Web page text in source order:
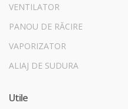
VENTILATOR
PANOU DE RĂCIRE
VAPORIZATOR
ALIAJ DE SUDURA
Utile